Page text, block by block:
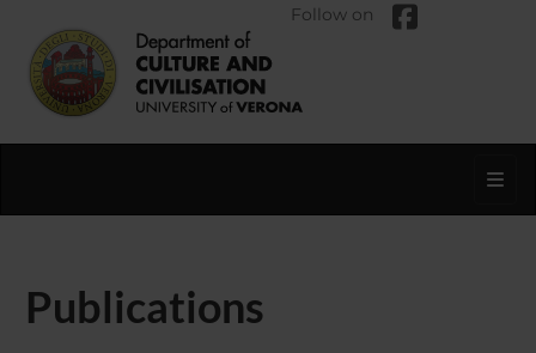
Follow on
Publications